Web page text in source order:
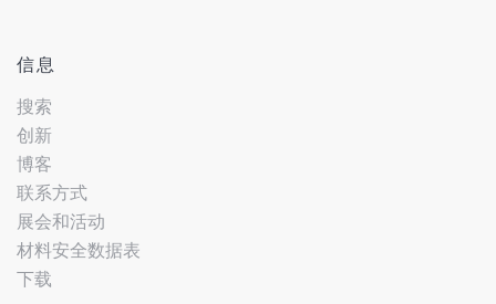
信息
搜索
创新
博客
联系方式
展会和活动
材料安全数据表
下载